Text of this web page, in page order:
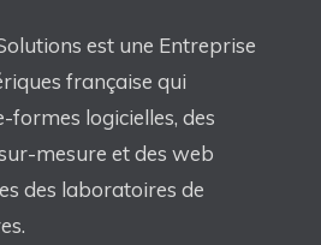
est une Entreprise
française qui
formes logicielles, des
mesure et des web
des laboratoires de